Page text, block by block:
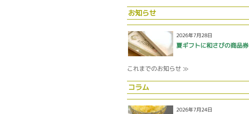
お知らせ
2026年7月28日
夏ギフトに和さびの商品券
これまでのお知らせ ≫
コラム
2026年7月24日